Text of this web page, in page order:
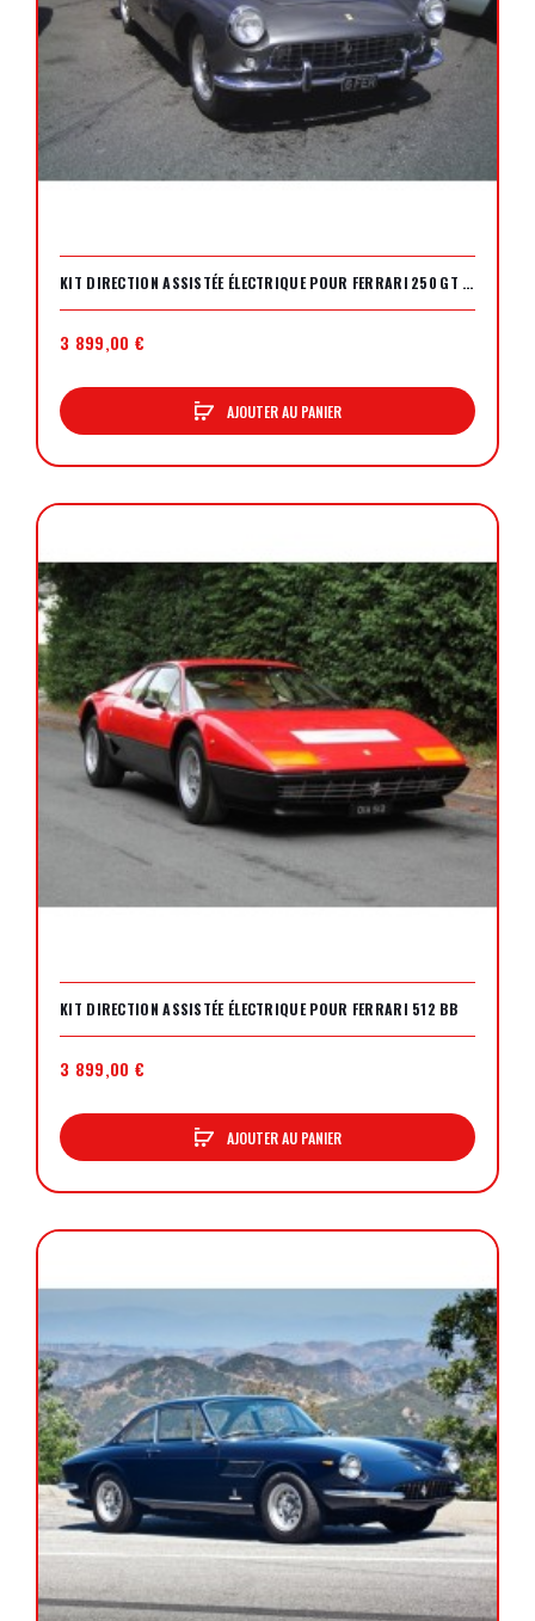
KIT DIRECTION ASSISTÉE ÉLECTRIQUE POUR FERRARI 250 GT PININFARINA
3 899,00 €
AJOUTER AU PANIER
KIT DIRECTION ASSISTÉE ÉLECTRIQUE POUR FERRARI 512 BB
3 899,00 €
AJOUTER AU PANIER